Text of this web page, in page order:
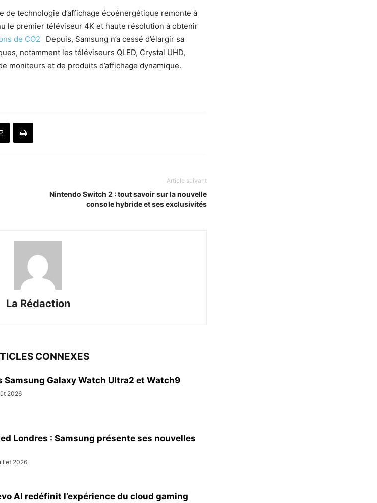
de technologie d’affichage écoénergétique remonte à
le premier téléviseur 4K et haute résolution à obtenir
de CO2 . Depuis, Samsung n’a cessé d’élargir sa
notamment les téléviseurs QLED, Crystal UHD,
moniteurs et de produits d’affichage dynamique.
Article suivant
Nintendo Switch 2 : tout savoir sur la nouvelle
console hybride et ses exclusivités
La Rédaction
CONNEXES
Samsung Galaxy Watch Ultra2 et Watch9
2026
Londres : Samsung présente ses nouvelles
2026
AI redéfinit l’expérience du cloud gaming